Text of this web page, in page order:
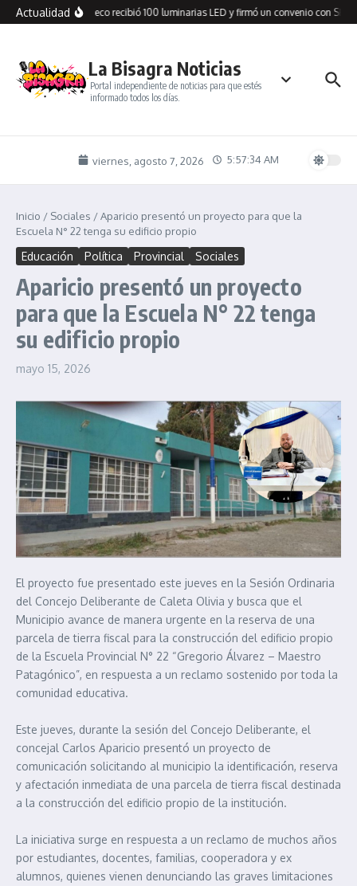
Saltar al contenido
ActualidadCañadón Seco recibió 100 luminarias LED y firmó un convenio con
La Bisagra Noticias
Portal independiente de noticias para que estés
informado todos los días.
viernes, agosto 7, 2026 5:57:34 AM
Inicio / Sociales /Aparicio presentó un proyecto para que la
Escuela N° 22 tenga su edificio propio
Educación Política Provincial Sociales
Aparicio presentó un proyecto
para que la Escuela N° 22 tenga
su edificio propio
mayo 15, 2026
El proyecto fue presentado este jueves en la Sesión Ordinaria
del Concejo Deliberante de Caleta Olivia y busca que el
Municipio avance de manera urgente en la reserva de una
parcela de tierra fiscal para la construcción del edificio propio
de la Escuela Provincial N° 22 “Gregorio Álvarez – Maestro
Patagónico”, en respuesta a un reclamo sostenido por toda la
comunidad educativa.
Este jueves, durante la sesión del Concejo Deliberante, el
concejal Carlos Aparicio presentó un proyecto de
comunicación solicitando al municipio la identificación, reserva
y afectación inmediata de una parcela de tierra fiscal destinada
a la construcción del edificio propio de la institución.
La iniciativa surge en respuesta a un reclamo de muchos años
por estudiantes, docentes, familias, cooperadora y ex
alumnos, quienes vienen denunciando las graves limitaciones